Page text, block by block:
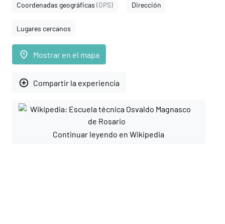
Coordenadas geográficas (GPS) Dirección
Lugares cercanos
place Mostrar en el mapa
add_circle_outline Compartir la experiencia
Continuar leyendo en Wikipedia